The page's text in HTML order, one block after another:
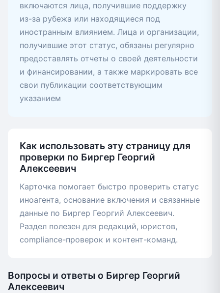
включаются лица, получившие поддержку
из-за рубежа или находящиеся под
иностранным влиянием. Лица и организации,
получившие этот статус, обязаны регулярно
предоставлять отчеты о своей деятельности
и финансировании, а также маркировать все
свои публикации соответствующим
указанием
Как использовать эту страницу для
проверки по Биргер Георгий
Алексеевич
Карточка помогает быстро проверить статус
иноагента, основание включения и связанные
данные по Биргер Георгий Алексеевич.
Раздел полезен для редакций, юристов,
compliance-проверок и контент-команд.
Вопросы и ответы о Биргер Георгий
Алексеевич